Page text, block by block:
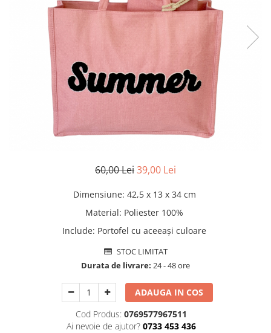
Pilote cu blăniță
60,00 Lei39,00 Lei
Dimensiune: 42,5 x 13 x 34 cm
Material: Poliester 100%
Include: Portofel cu aceeași culoare
STOC LIMITAT
Durata de livrare: 24 - 48 ore
ADAUGA IN COS
Cod Produs: 0769577967511
Ai nevoie de ajutor? 0733 453 436